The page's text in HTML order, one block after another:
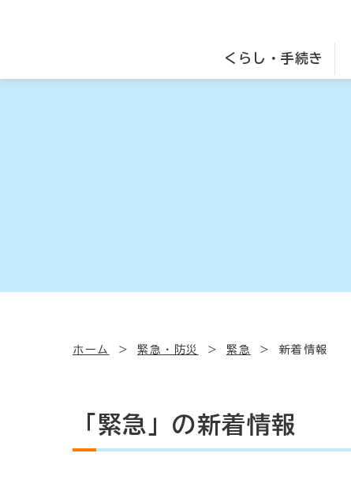
くらし・手続き
ホーム 緊急・防災 緊急 新着情報
「緊急」の新着情報